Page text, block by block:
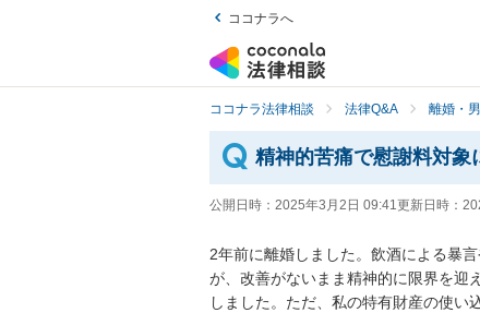
ココナラへ
ココナラ法律相談 法律Q&A 離婚・
精神的苦痛で慰謝料対象
公開日時： 2025年3月2日 09:41更新日時：
2年前に離婚しました。飲酒による暴
が、改善がないまま精神的に限界を迎
しました。ただ、私の特有財産の使い